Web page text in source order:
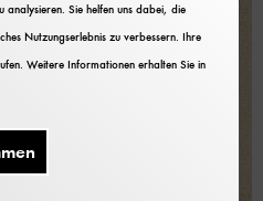
analysieren. Sie helfen uns dabei, die
Nutzungserlebnis zu verbessern. Ihre
Weitere Informationen erhalten Sie in